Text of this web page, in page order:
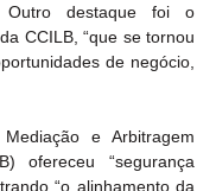
destaque foi o
CCILB, “que se tornou
de negócio,
e Arbitragem
ofereceu “segurança
“o alinhamento da